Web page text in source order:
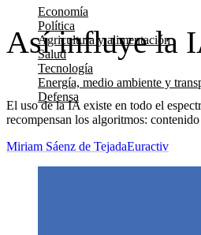
Economía
Política
Agricultura y alimentación
Salud
Tecnología
Energía, medio ambiente y
Defensa
Así influye la
El uso de la IA existe en todo el
recompensan los algoritmos:
Miriam Sáenz de TejadaEuractiv